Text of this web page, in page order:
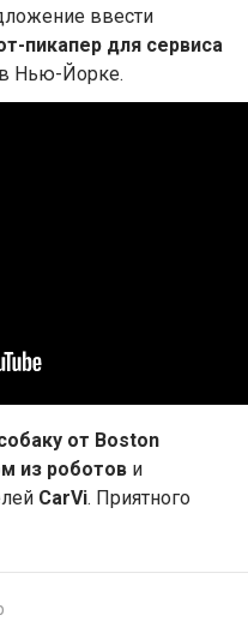
ввести
пикапер для сервиса
в Нью-Йорке.
от Boston
из роботов и
CarVi. Приятного